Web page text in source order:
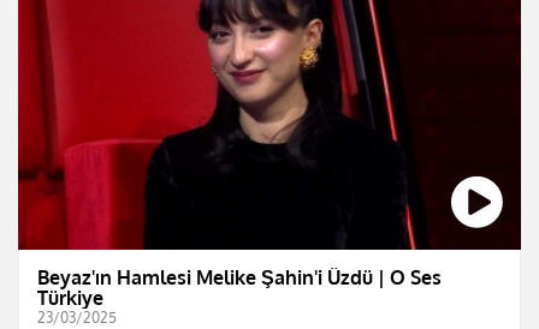
Beyaz'ın Hamlesi Melike Şahin'i Üzdü | O Ses
Türkiye
23/03/2025